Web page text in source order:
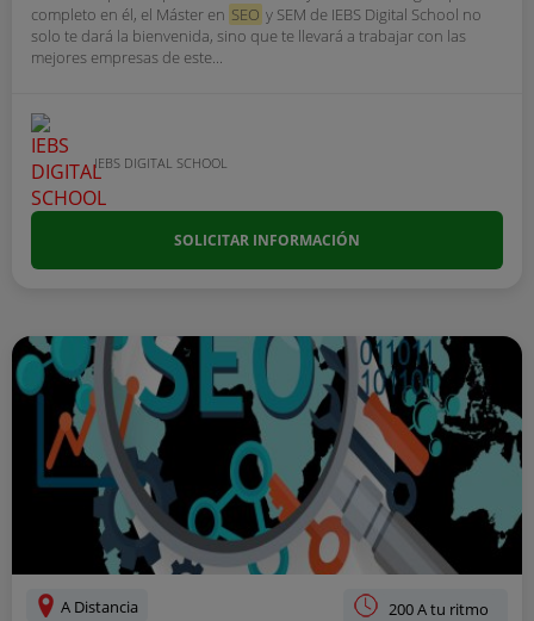
completo en él, el Máster en SEO y SEM de IEBS Digital School no
solo te dará la bienvenida, sino que te llevará a trabajar con las
mejores empresas de este...
IEBS DIGITAL SCHOOL
SOLICITAR INFORMACIÓN
A Distancia 200 A tu ritmo